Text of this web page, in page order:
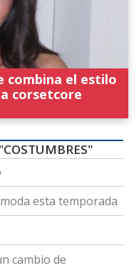
combina el estilo
corsetcore
esta temporada
cambio de